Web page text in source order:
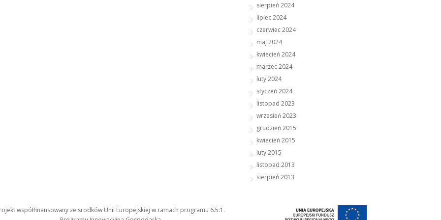
sierpień 2024
lipiec 2024
czerwiec 2024
maj 2024
kwiecień 2024
marzec 2024
luty 2024
styczeń 2024
listopad 2023
wrzesień 2023
grudzień 2015
kwiecień 2015
luty 2015
listopad 2013
sierpień 2013
współfinansowany ze srodków Unii Europejskiej w ramach programu 6.5.1.